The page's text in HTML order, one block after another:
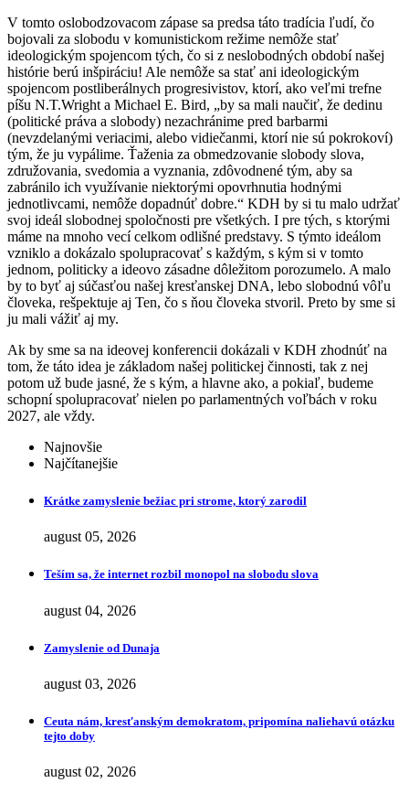
V tomto oslobodzovacom zápase sa predsa táto tradícia ľudí, čo
bojovali za slobodu v komunistickom režime nemôže stať
ideologickým spojencom tých, čo si z neslobodných období našej
histórie berú inšpiráciu! Ale nemôže sa stať ani ideologickým
spojencom postliberálnych progresivistov, ktorí, ako veľmi trefne
píšu N.T.Wright a Michael E. Bird, „by sa mali naučiť, že dedinu
(politické práva a slobody) nezachránime pred barbarmi
(nevzdelanými veriacimi, alebo vidiečanmi, ktorí nie sú pokrokoví)
tým, že ju vypálime. Ťaženia za obmedzovanie slobody slova,
združovania, svedomia a vyznania, zdôvodnené tým, aby sa
zabránilo ich využívanie niektorými opovrhnutia hodnými
jednotlivcami, nemôže dopadnúť dobre.“ KDH by si tu malo udržať
svoj ideál slobodnej spoločnosti pre všetkých. I pre tých, s ktorými
máme na mnoho vecí celkom odlišné predstavy. S týmto ideálom
vzniklo a dokázalo spolupracovať s každým, s kým si v tomto
jednom, politicky a ideovo zásadne dôležitom porozumelo. A malo
by to byť aj súčasťou našej kresťanskej DNA, lebo slobodnú vôľu
človeka, rešpektuje aj Ten, čo s ňou človeka stvoril. Preto by sme si
ju mali vážiť aj my.
Ak by sme sa na ideovej konferencii dokázali v KDH zhodnúť na
tom, že táto idea je základom našej politickej činnosti, tak z nej
potom už bude jasné, že s kým, a hlavne ako, a pokiaľ, budeme
schopní spolupracovať nielen po parlamentných voľbách v roku
2027, ale vždy.
Najnovšie
Najčítanejšie
Krátke zamyslenie bežiac pri strome, ktorý zarodil
august 05, 2026
Teším sa, že internet rozbil monopol na slobodu slova
august 04, 2026
Zamyslenie od Dunaja
august 03, 2026
Ceuta nám, kresťanským demokratom, pripomína naliehavú otázku
tejto doby
august 02, 2026